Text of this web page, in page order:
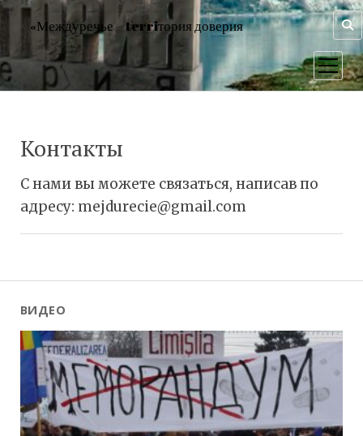
«Междуречье – terriтория доверия
меню
ВИДЕО
Контакты
С нами вы можете связаться, написав по
адресу: mejdurecie@gmail.com